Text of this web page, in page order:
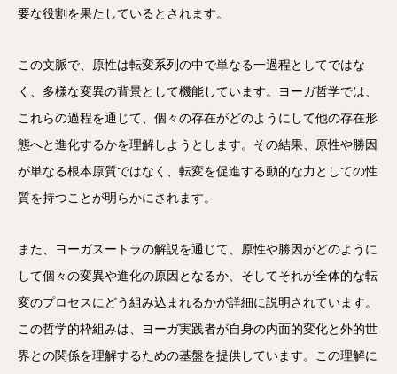
要な役割を果たしているとされます。
この文脈で、原性は転変系列の中で単なる一過程としてではな
く、多様な変異の背景として機能しています。ヨーガ哲学では、
これらの過程を通じて、個々の存在がどのようにして他の存在形
態へと進化するかを理解しようとします。その結果、原性や勝因
が単なる根本原質ではなく、転変を促進する動的な力としての性
質を持つことが明らかにされます。
また、ヨーガスートラの解説を通じて、原性や勝因がどのように
して個々の変異や進化の原因となるか、そしてそれが全体的な転
変のプロセスにどう組み込まれるかが詳細に説明されています。
この哲学的枠組みは、ヨーガ実践者が自身の内面的変化と外的世
界との関係を理解するための基盤を提供しています。この理解に